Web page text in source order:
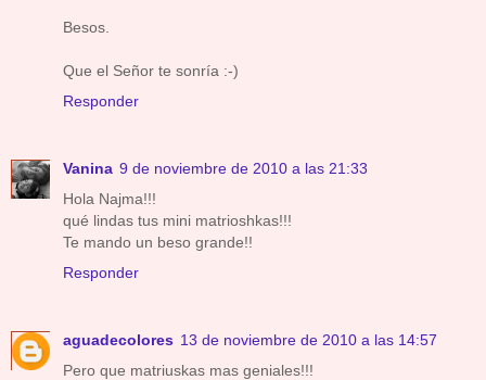
Besos.
Que el Señor te sonría :-)
Responder
Vanina 9 de noviembre de 2010 a las 21:33
Hola Najma!!!
qué lindas tus mini matrioshkas!!!
Te mando un beso grande!!
Responder
aguadecolores 13 de noviembre de 2010 a las 14:57
Pero que matriuskas mas geniales!!!